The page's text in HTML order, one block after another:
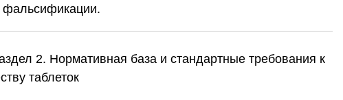
фальсификации.
2. Нормативная база и стандартные требования к
таблеток